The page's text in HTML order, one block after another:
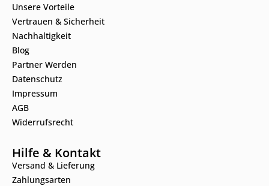
Unsere Vorteile
Vertrauen & Sicherheit
Nachhaltigkeit
Blog
Partner Werden
Datenschutz
Impressum
AGB
Widerrufsrecht
Hilfe & Kontakt
Versand & Lieferung
Zahlungsarten